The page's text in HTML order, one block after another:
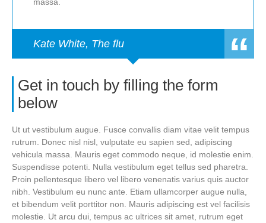
Kate White, The flu
Get in touch by filling the form
below
Ut ut vestibulum augue. Fusce convallis diam vitae velit tempus
rutrum. Donec nisl nisl, vulputate eu sapien sed, adipiscing
vehicula massa. Mauris eget commodo neque, id molestie enim.
Suspendisse potenti. Nulla vestibulum eget tellus sed pharetra.
Proin pellentesque libero vel libero venenatis varius quis auctor
nibh. Vestibulum eu nunc ante. Etiam ullamcorper augue nulla,
et bibendum velit porttitor non. Mauris adipiscing est vel facilisis
molestie. Ut arcu dui, tempus ac ultrices sit amet, rutrum eget